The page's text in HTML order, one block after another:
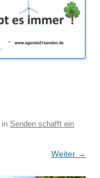
in Senden schafft ein
Weiter →